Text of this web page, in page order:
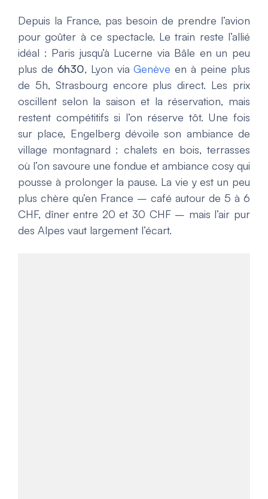
Depuis la France, pas besoin de prendre l’avion
pour goûter à ce spectacle. Le train reste l’allié
idéal : Paris jusqu’à Lucerne via Bâle en un peu
plus de 6h30, Lyon viaGenève en à peine plus
de 5h, Strasbourg encore plus direct. Les prix
oscillent selon la saison et la réservation, mais
restent compétitifs si l’on réserve tôt. Une fois
sur place, Engelberg dévoile son ambiance de
village montagnard : chalets en bois, terrasses
où l’on savoure une fondue et ambiance cosy qui
pousse à prolonger la pause. La vie y est un peu
plus chère qu’en France – café autour de 5 à 6
CHF, dîner entre 20 et 30 CHF – mais l’air pur
des Alpes vaut largement l’écart.